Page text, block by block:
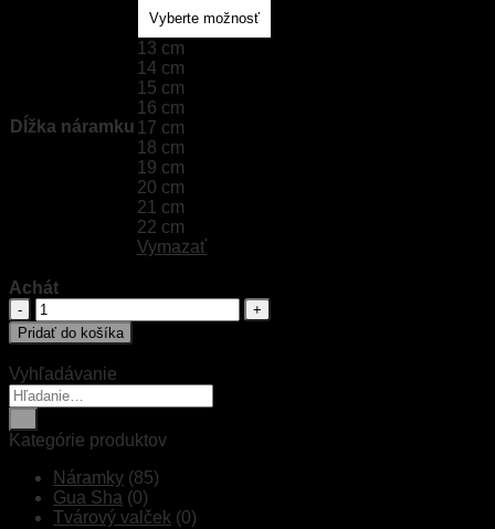
Dĺžka náramku
13 cm
14 cm
15 cm
16 cm
17 cm
18 cm
19 cm
20 cm
21 cm
22 cm
Vymazať
Achát
množstvo
Achát
Pridať do košíka
Vyhľadávanie
Hľadať:
Kategórie produktov
Náramky (85)
Gua Sha (0)
Tvárový valček (0)